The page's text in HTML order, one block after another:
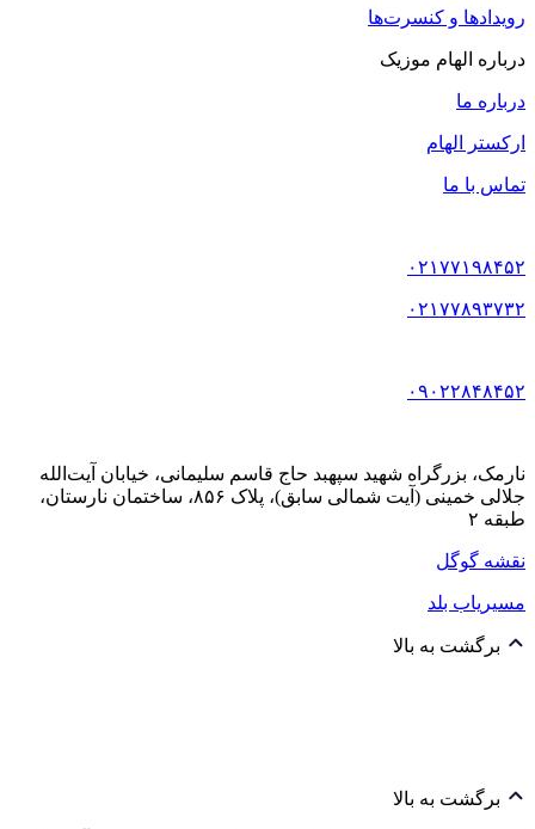
رویدادها و کنسرت‌ها
درباره الهام موزیک
درباره ما
ارکستر الهام
تماس با ما
۰۲۱۷۷۱۹۸۴۵۲
۰۲۱۷۷۸۹۳۷۳۲
۰۹۰۲۲۸۴۸۴۵۲
نارمک، بزرگراه شهید سپهبد حاج قاسم سلیمانی، خیابان آیت‌الله
جلالی خمینی (آیت شمالی سابق)، پلاک ۸۵۶، ساختمان نارستان،
طبقه ۲
نقشه گوگل
مسیریاب بلد
برگشت به بالا
برگشت به بالا